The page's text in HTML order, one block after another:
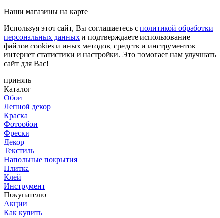
Наши магазины на карте
Используя этот сайт, Вы соглашаетесь с политикой обработки
персональных данных и подтверждаете использование
файлов cookies и иных методов, средств и инструментов
интернет статистики и настройки. Это помогает нам улучшать
сайт для Вас!
принять
Каталог
Обои
Лепной декор
Краска
Фотообои
Фрески
Декор
Текстиль
Напольные покрытия
Плитка
Клей
Инструмент
Покупателю
Акции
Как купить